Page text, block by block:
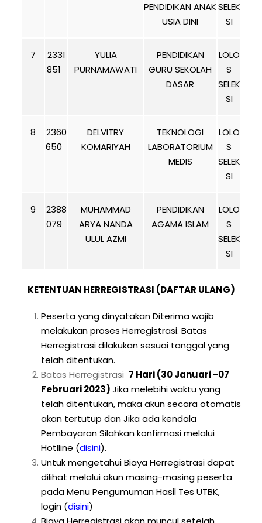
PENDIDIKAN ANAK
USIA DINI
SELEK
SI
7
2331
851
YULIA
PURNAMAWATI
PENDIDIKAN
GURU SEKOLAH
DASAR
LOLO
S
SELEK
SI
8
2360
650
DELVITRY
KOMARIYAH
TEKNOLOGI
LABORATORIUM
MEDIS
LOLO
S
SELEK
SI
9
2388
079
MUHAMMAD
ARYA NANDA
ULUL AZMI
PENDIDIKAN
AGAMA ISLAM
LOLO
S
SELEK
SI
KETENTUAN HERREGISTRASI (DAFTAR ULANG)
Peserta yang dinyatakan Diterima wajib
melakukan proses Herregistrasi. Batas
Herregistrasi dilakukan sesuai tanggal yang
telah ditentukan.
Batas Herregistrasi 7 Hari (30 Januari -07
Februari 2023)Jika melebihi waktu yang
telah ditentukan, maka akun secara otomatis
akan tertutup dan Jika ada kendala
Pembayaran Silahkan konfirmasi melalui
Hotlline (disini).
Untuk mengetahui Biaya Herregistrasi dapat
dilihat melalui akun masing-masing peserta
pada Menu Pengumuman Hasil Tes UTBK,
login (disini)